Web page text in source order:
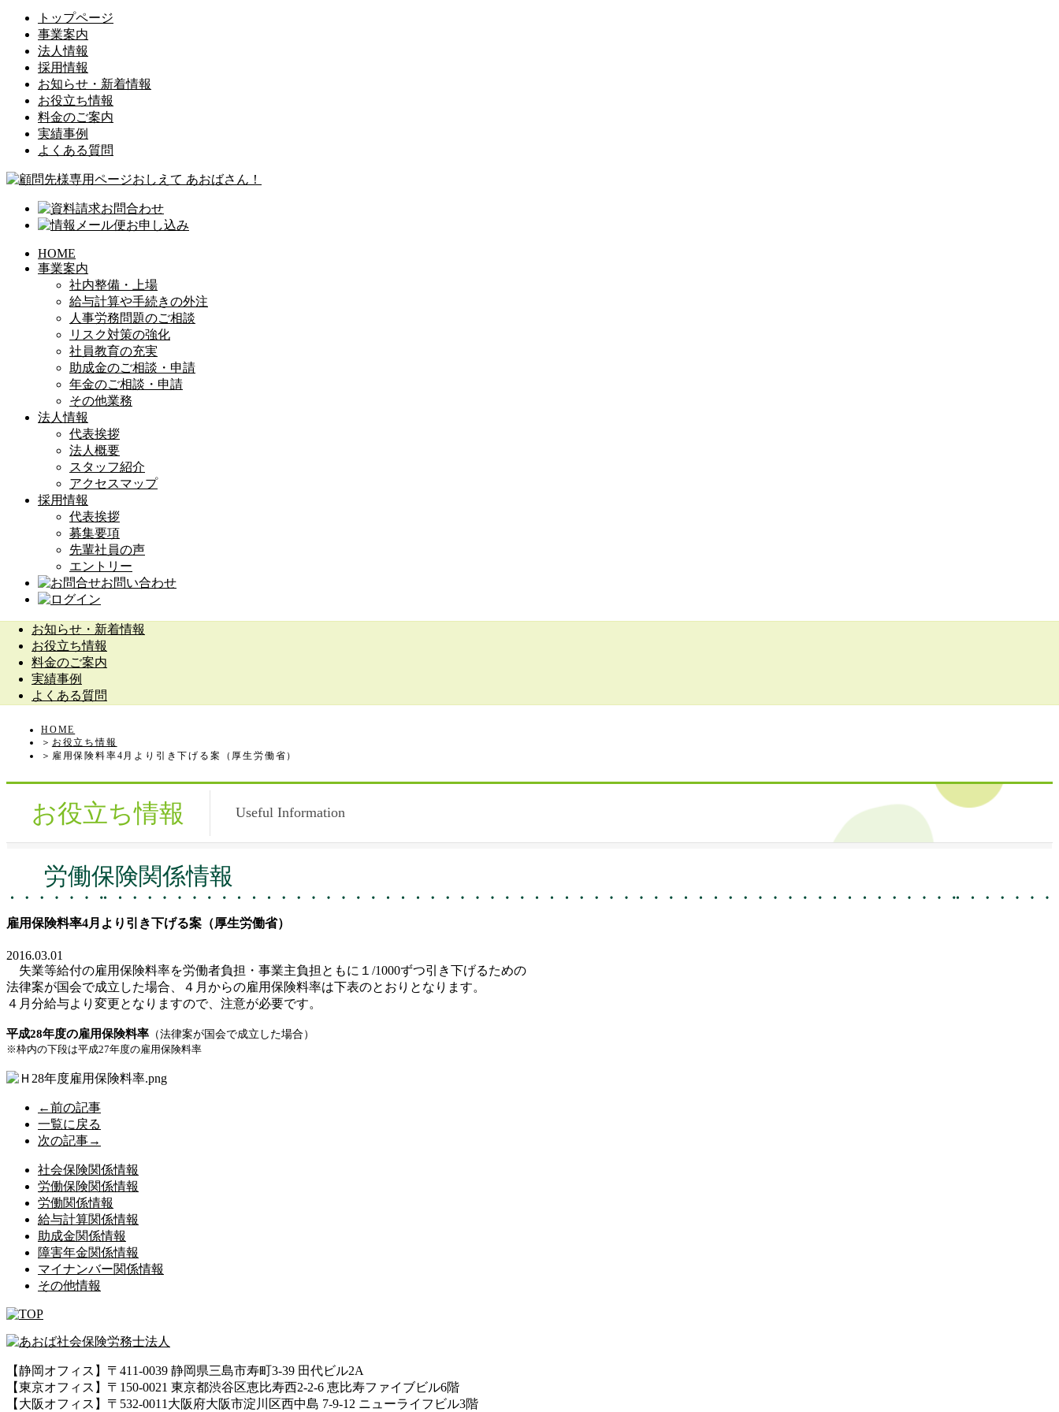
トップページ
事業案内
法人情報
採用情報
お知らせ・新着情報
お役立ち情報
料金のご案内
実績事例
よくある質問
HOME
事業案内
社内整備・上場
給与計算や手続きの外注
人事労務問題のご相談
リスク対策の強化
社員教育の充実
助成金のご相談・申請
年金のご相談・申請
その他業務
法人情報
代表挨拶
法人概要
スタッフ紹介
アクセスマップ
採用情報
代表挨拶
募集要項
先輩社員の声
エントリー
お問い合わせ
お知らせ・新着情報
お役立ち情報
料金のご案内
実績事例
よくある質問
HOME
お役立ち情報
雇用保険料率4月より引き下げる案（厚生労働省）
お役立ち情報 Useful Information
労働保険関係情報
雇用保険料率4月より引き下げる案（厚生労働省）
2016.03.01
失業等給付の雇用保険料率を労働者負担・事業主負担ともに１ /1000ずつ引き下げるための
法律案が国会で成立した場合、
４ 月からの雇用保険料率は下表のとおりとなります。
４月分給与より変更となりますので、注意が必要です。
平成28年度の雇用保険料率 （法律案が国会で成立した場合）
※枠内の下段は平成27年度の雇用保険料率
←前の記事
一覧に戻る
次の記事→
社会保険関係情報
労働保険関係情報
労働関係情報
給与計算関係情報
助成金関係情報
障害年金関係情報
マイナンバー関係情報
その他情報
【静岡オフィス】〒411-0039 静岡県三島市寿町3-39 田代ビル2A
【東京オフィス】〒150-0021 東京都渋谷区恵比寿西2-2-6 恵比寿ファイブビル6階
【大阪オフィス】〒532-0011大阪府大阪市淀川区西中島 7-9-12 ニューライフビル3階